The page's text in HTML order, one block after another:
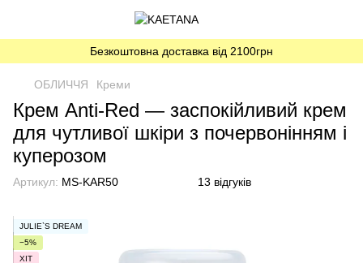
Безкоштовна доставка від 2100грн
ОБЛИЧЧЯ Креми
Крем Anti-Red — заспокійливий крем
для чутливої шкіри з почервонінням і
куперозом
Артикул: MS-KAR50 13 відгуків
JULIE`S DREAM
−5%
ХІТ